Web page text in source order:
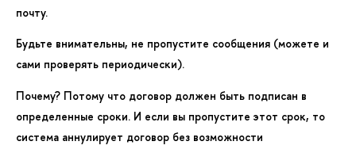
почту.
Будьте внимательны, не пропустите сообщения (можете и
сами проверять периодически).
Почему? Потому что договор должен быть подписан в
определенные сроки. И если вы пропустите этот срок, то
система аннулирует договор без возможности